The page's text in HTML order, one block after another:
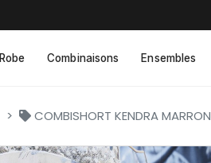
Robe Combinaisons Ensembles
COMBISHORT KENDRA MARRON